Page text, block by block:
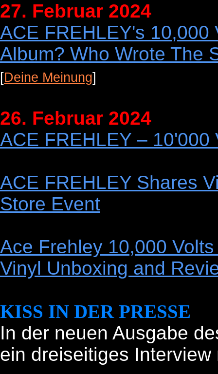
27. Februar 2024
ACE FREHLEY's
Album? Who Wrote The
[Deine Meinung]
26. Februar 2024
ACE FREHLEY – 10'000
ACE FREHLEY Shares
Store Event
Ace Frehley 10,000
Vinyl Unboxing and
KISS IN DER PRESSE
In der neuen Ausgabe
ein dreiseitiges